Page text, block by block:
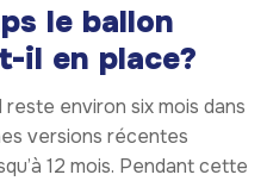
le ballon
il en place?
reste environ six mois dans
versions récentes
12 mois. Pendant cette